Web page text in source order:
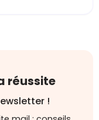
réussite
!